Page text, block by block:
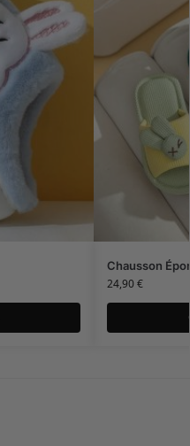
Chausson
24,90€